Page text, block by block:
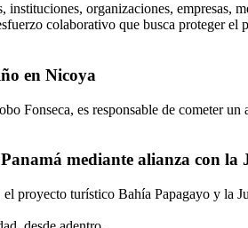
organizaciones, empresas,
colaborativo que busca proteger
en Nicoya
Fonseca, es responsable de cometer
mediante alianza con la
proyecto turístico Bahía Papagayo y